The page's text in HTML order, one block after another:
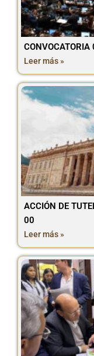
Leer más »
ACCIÓN DE
00
Leer más »